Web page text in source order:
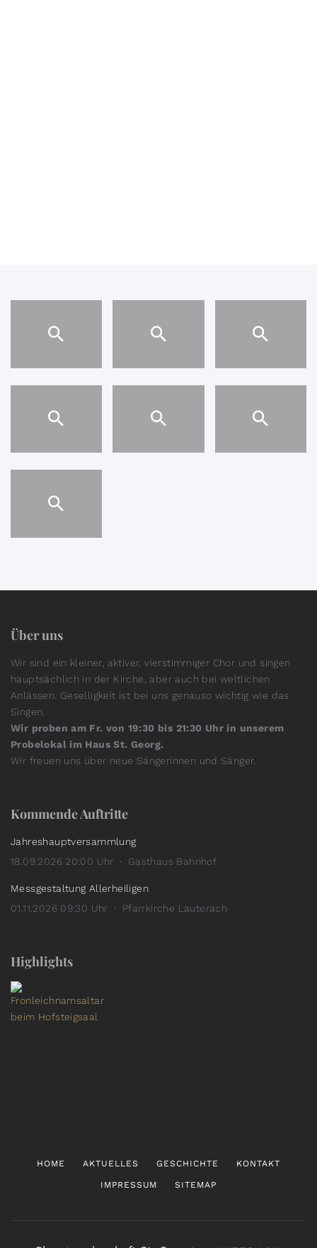
Über uns
Wir sind ein kleiner, aktiver, vierstimmiger Chor und singen
hauptsächlich in der Kirche, aber auch bei weltlichen
Anlässen. Geselligkeit ist bei uns genauso wichtig wie das
Singen.
Wir proben am Fr. von 19:30 bis 21:30 Uhr in unserem
Probelokal im Haus St. Georg.
Wir freuen uns über neue Sängerinnen und Sänger.
Kommende Auftritte
Jahreshauptversammlung
18.09.2026 20:00 Uhr
Gasthaus Bahnhof
Messgestaltung Allerheiligen
01.11.2026 09:30 Uhr
Pfarrkirche Lauterach
Highlights
HOME AKTUELLES GESCHICHTE KONTAKT
IMPRESSUM SITEMAP